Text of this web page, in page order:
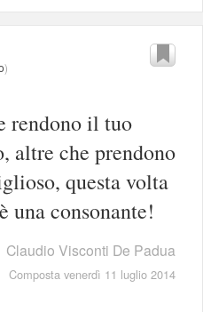
)
rendono il tuo
altre che prendono
questa volta
una consonante!
Claudio Visconti De Padua
Composta venerdì 11 luglio 2014